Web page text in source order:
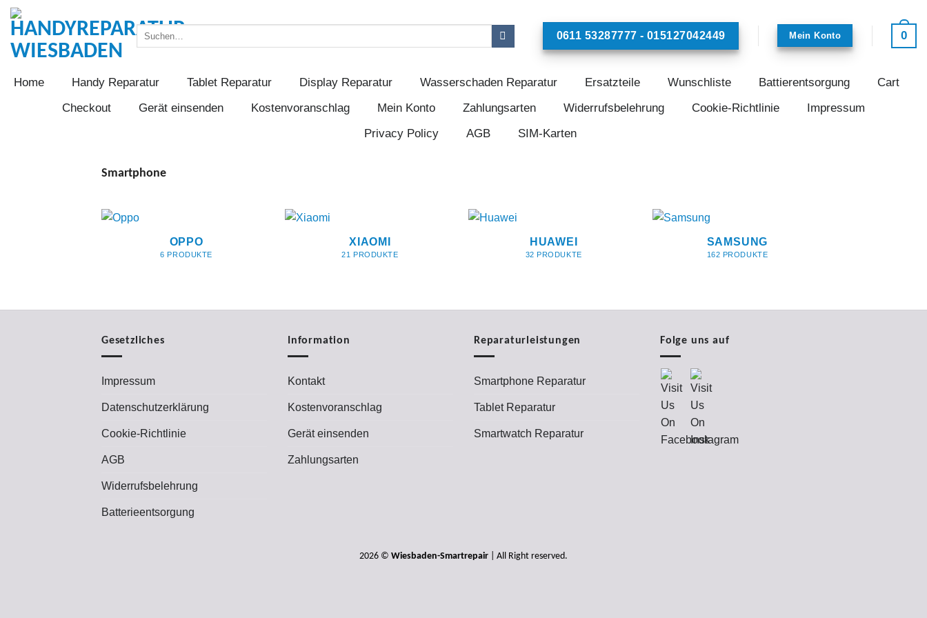
Zum
Inhalt
springen
0611 53287777 - 015127042449 Mein Konto 0
Home Handy Reparatur Tablet Reparatur Display Reparatur Wasserschaden Reparatur Ersatzteile Wunschliste Battierentsorgung
Cart
Checkout
Gerät einsenden Kostenvoranschlag Mein Konto Zahlungsarten Widerrufsbelehrung Cookie-Richtlinie
Impressum
Privacy Policy
AGB SIM-Karten
Smartphone
OPPO
6 PRODUKTE
XIAOMI
21 PRODUKTE
HUAWEI
32 PRODUKTE
SAMSUNG
162 PRODUKTE
Gesetzliches
Impressum
Datenschutzerklärung
Cookie-Richtlinie
AGB
Widerrufsbelehrung
Batterieentsorgung
Information
Kontakt
Kostenvoranschlag
Gerät einsenden
Zahlungsarten
Reparaturleistungen
Smartphone Reparatur
Tablet Reparatur
Smartwatch Reparatur
Folge uns auf
2026 © Wiesbaden-Smartrepair | All Right reserved.